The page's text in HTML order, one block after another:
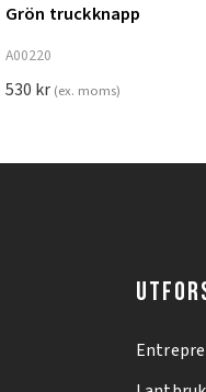
Lägg till i varukorg
Grön truckknapp
A00220
530 kr (ex. moms)